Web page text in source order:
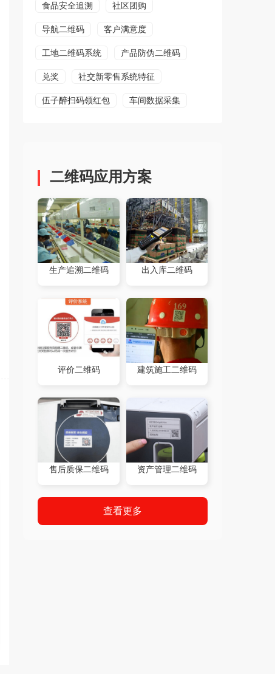
食品安全追溯 社区团购
导航二维码 客户满意度
工地二维码系统 产品防伪二维码
兑奖 社交新零售系统特征
伍子醉扫码领红包 车间数据采集
二维码应用方案
生产追溯二维码 出入库二维码
评价二维码 建筑施工二维码
售后质保二维码 资产管理二维码
查看更多